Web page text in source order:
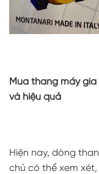
Mua thang máy
và hiệu quả
Hiện nay, dòng
chủ có thể xem